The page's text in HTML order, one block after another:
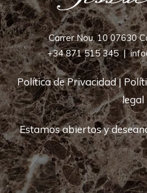
Carrer Nou, 10 07630
+34 871 515 345|
Política de Privacidad|
legal
Estamos abiertos y